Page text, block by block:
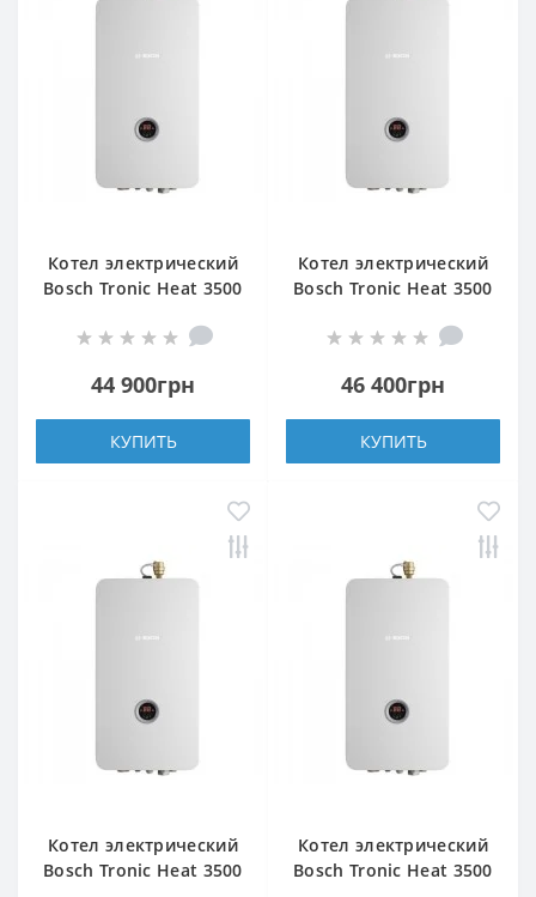
Котел электрический
Bosch Tronic Heat 3500
44 900грн
КУПИТЬ
Котел электрический
Bosch Tronic Heat 3500
46 400грн
КУПИТЬ
Котел электрический
Bosch Tronic Heat 3500
Котел электрический
Bosch Tronic Heat 3500